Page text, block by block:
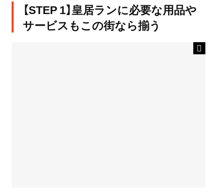
【STEP 1】皇居ランに必要な用品や
サービスもこの街なら揃う